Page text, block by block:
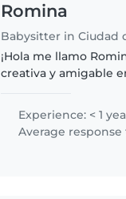
Romina
¡Hola me llamo
creativa y amigable
mascotas. Como
Experience: < 1
Average